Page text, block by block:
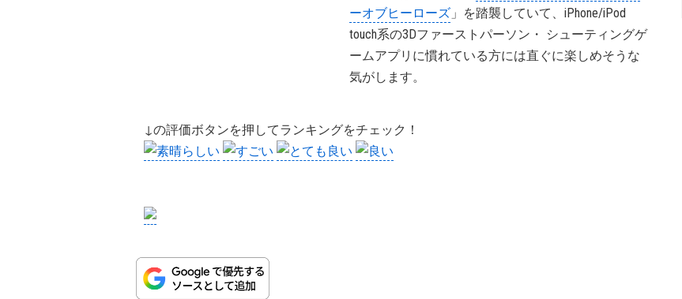
ーオブヒーローズ 」を踏襲していて、iPhone/iPod
touch系の3Dファーストパーソン・ シューティングゲ
ームアプリに慣れている方には直ぐに楽しめそうな
気がします。
↓の評価ボタンを押してランキングをチェック！